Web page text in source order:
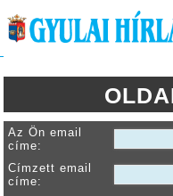
Az Ön email
címe:
Címzett email
címe: